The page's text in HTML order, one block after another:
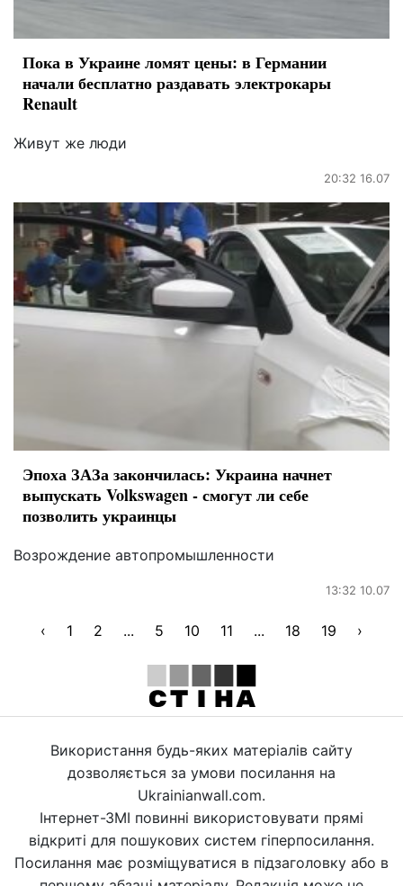
Пока в Украине ломят цены: в Германии
начали бесплатно раздавать электрокары
Renault
Живут же люди
20:32 16.07
Эпоха ЗАЗа закончилась: Украина начнет
выпускать Volkswagen - смогут ли себе
позволить украинцы
Возрождение автопромышленности
13:32 10.07
‹ 1 2 ... 5 10 11 ... 18 19 ›
Використання будь-яких матеріалів сайту
дозволяється за умови посилання на
Ukrainianwall.com.
Інтернет-ЗМІ повинні використовувати прямі
відкриті для пошукових систем гіперпосилання.
Посилання має розміщуватися в підзаголовку або в